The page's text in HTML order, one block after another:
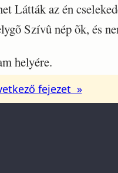
Látták az én
Szívû nép õk, és
helyére.
fejezet »